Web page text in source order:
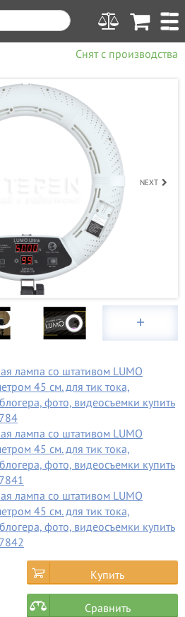
Снят с производства
NEXT
Купить
Сравнить